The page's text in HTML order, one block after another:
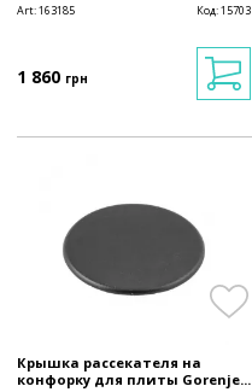
Art:163185 Код:15703
1 860 грн
Крышка рассекателя на
конфорку для плиты Gorenje...